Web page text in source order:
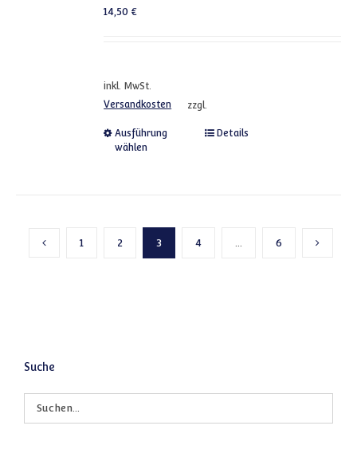
14,50€
inkl. MwSt.
zzgl.
Versandkosten
Ausführung
wählen
Dieses Produkt weist
Details
Vorherige Seite
1 2 3 4 … 6
Suche